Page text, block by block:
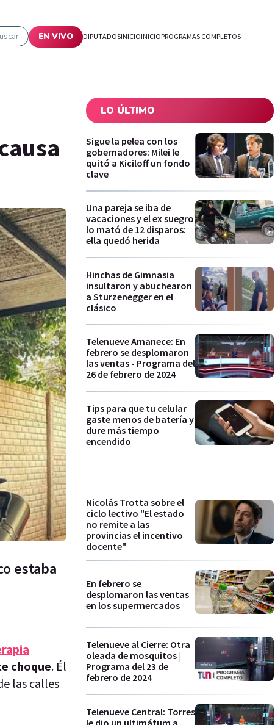
EN VIVO DIPUTADOSINICIOINICIOPROGRAMAS COMPLETOS
estaba
choque. Él
las calles
LO ÚLTIMO
Sigue la pelea con los
gobernadores: Milei le
quitó a Kiciloff un fondo
clave
Una pareja se iba de
vacaciones y el ex suegro
lo mató de 12 disparos:
ella quedó herida
Hinchas de Gimnasia
insultaron y abuchearon
a Sturzenegger en el
clásico
Telenueve Amanece: En
febrero se desplomaron
las ventas - Programa del
26 de febrero de 2024
Tips para que tu celular
gaste menos de batería y
dure más tiempo
encendido
Nicolás Trotta sobre el
ciclo lectivo "El estado
no remite a las
provincias el incentivo
docente"
En febrero se
desplomaron las ventas
en los supermercados
Telenueve al Cierre: Otra
oleada de mosquitos |
Programa del 23 de
febrero de 2024
Telenueve Central: Torres
le dio un ultimátum a